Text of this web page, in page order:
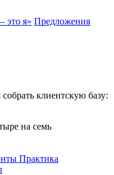
это я» Предложения
клиентскую базу:
на семь
Практика